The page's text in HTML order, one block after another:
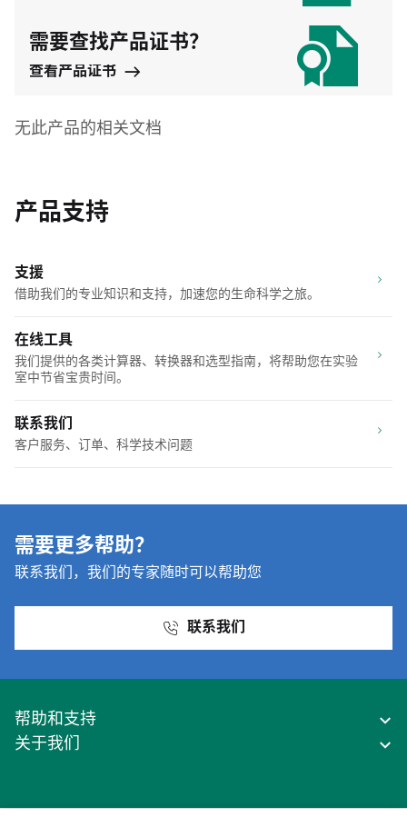
需要查找产品证书？
查看产品证书
无此产品的相关文档
产品支持
支援
借助我们的专业知识和支持，加速您的生命科学之旅。
在线工具
我们提供的各类计算器、转换器和选型指南，将帮助您在实验
室中节省宝贵时间。
联系我们
客户服务、订单、科学技术问题
需要更多帮助？
联系我们，我们的专家随时可以帮助您
联系我们
帮助和支持
关于我们